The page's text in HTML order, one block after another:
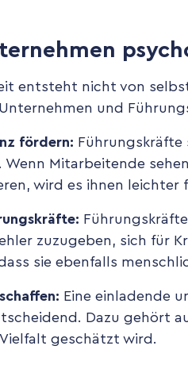
entsteht nicht von
und
fördern: Führungskräfte
Mitarbeitende
wird es ihnen leichter
zuzugeben, sich für
sie ebenfalls
Eine einladende
Dazu gehört
geschätzt wird.